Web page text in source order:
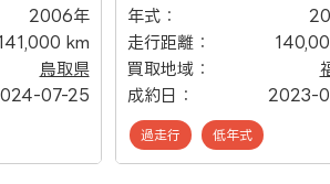
2006年
km
鳥取県
07-25
年式：
走行距離：
買取地域：
成約日：
2023-
過走行 低年式